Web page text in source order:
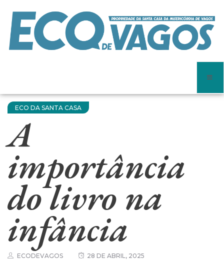
ECO DA SANTA CASA
A
importância
do livro na
infância
ECODEVAGOS 28 DE ABRIL, 2025